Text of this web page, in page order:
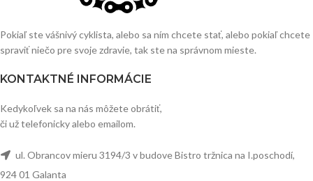
Pokiaľ ste vášnivý cyklista, alebo sa ním chcete stať, alebo pokiaľ chcete
spraviť niečo pre svoje zdravie, tak ste na správnom mieste.
KONTAKTNÉ INFORMÁCIE
Kedykoľvek sa na nás môžete obrátiť,
či už telefonicky alebo emailom.
ul. Obrancov mieru 3194/3 v budove Bistro tržnica na I.poschodí,
924 01 Galanta